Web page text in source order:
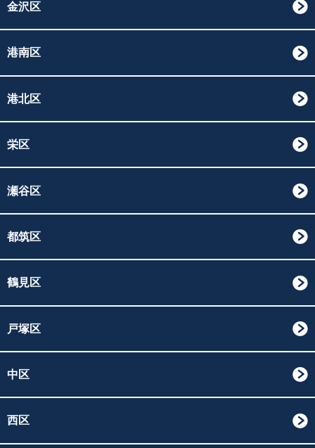
金沢区
港南区
港北区
栄区
瀬谷区
都筑区
鶴見区
戸塚区
中区
西区